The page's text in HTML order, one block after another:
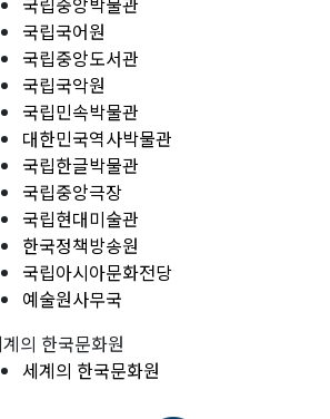
국립국어원
국립중앙도서관
국립국악원
국립민속박물관
대한민국역사박물관
국립한글박물관
국립중앙극장
국립현대미술관
한국정책방송원
국립아시아문화전당
예술원사무국
의 한국문화원
세계의 한국문화원